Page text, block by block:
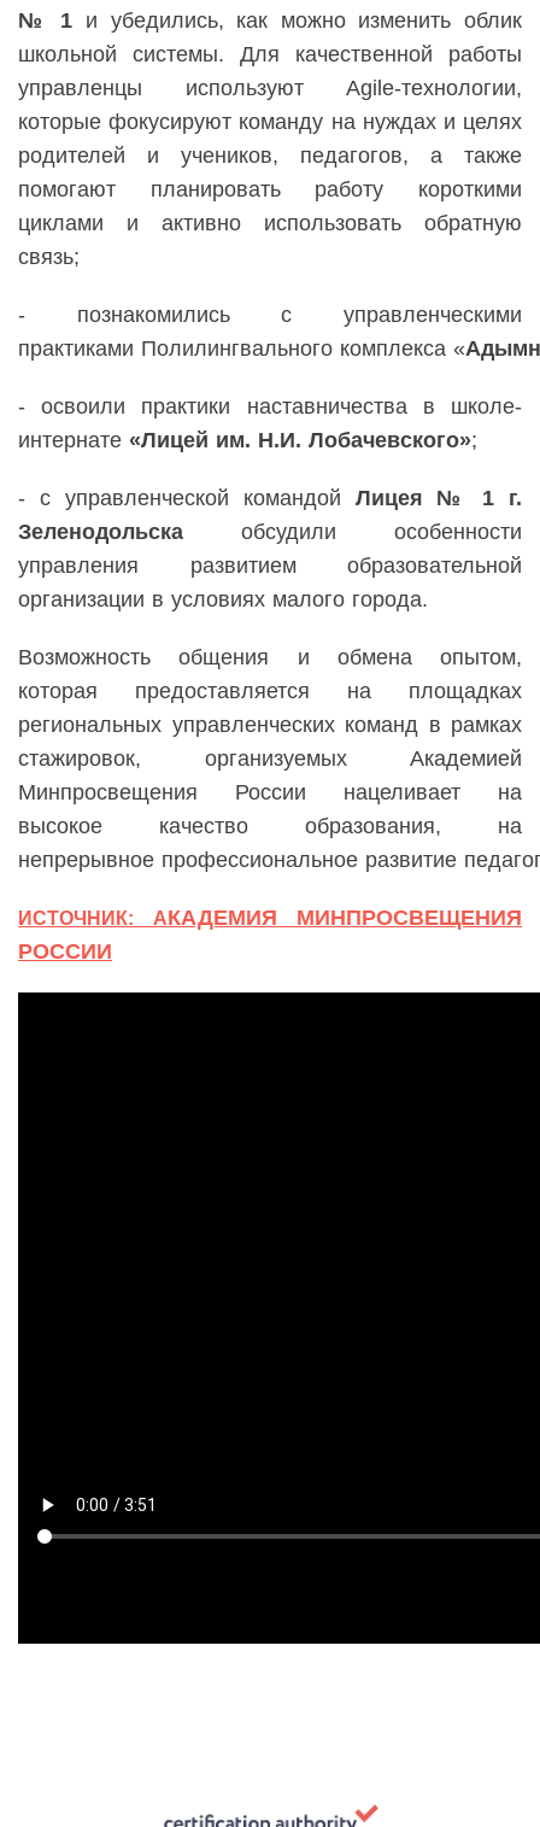
№ 1 и убедились, как можно изменить облик
школьной системы. Для качественной работы
управленцы используют Agile-технологии,
которые фокусируют команду на нуждах и целях
родителей и учеников, педагогов, а также
помогают планировать работу короткими
циклами и активно использовать обратную
связь;
- познакомились с управленческими
практиками Полилингвального комплекса «
- освоили практики наставничества в школе-
интернате «Лицей им. Н.И. Лобачевского»;
- с управленческой командой Лицея № 1 г.
Зеленодольска
обсудили особенности
управления развитием образовательной
организации в условиях малого города.
Возможность общения и обмена опытом,
которая предоставляется на площадках
региональных управленческих команд в рамках
стажировок, организуемых Академией
Минпросвещения России нацеливает на
высокое качество образования, на
непрерывное профессиональное развитие
ИСТОЧНИК: АКАДЕМИЯ МИНПРОСВЕЩЕНИЯ
РОССИИ